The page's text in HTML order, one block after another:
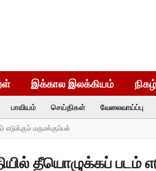
இக்கால இலக்கியம்
பாவியம் செய்திகள் வேலைவாய்ப்பு
மருமக்கும்பல்
தீயொழுக்கப் படம்